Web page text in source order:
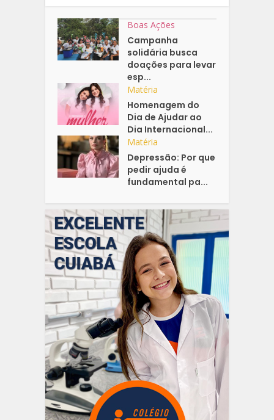
Boas Ações
Campanha
solidária busca
doações para levar
esp...
Matéria
Homenagem do
Dia de Ajudar ao
Dia Internacional...
Matéria
Depressão: Por que
pedir ajuda é
fundamental pa...